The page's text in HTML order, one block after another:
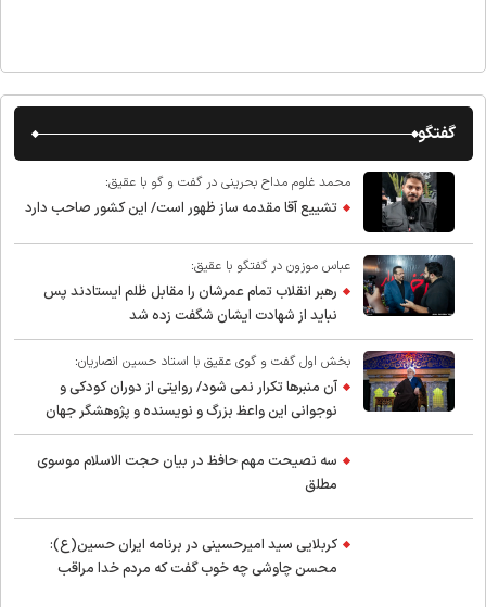
گفتگو
محمد غلوم مداح بحرینی در گفت و گو با عقیق:
تشییع آقا مقدمه ساز ظهور است/ این کشور صاحب دارد
عباس موزون در گفتگو با عقیق:
رهبر انقلاب تمام عمرشان را مقابل ظلم ایستادند پس
نباید از شهادت ایشان شگفت زده شد
بخش اول گفت و گوی عقیق با استاد حسین انصاریان:
آن منبرها تکرار نمی شود/ روایتی از دوران کودکی و
نوجوانی این واعظ بزرگ و نویسنده و پژوهشگر جهان
اسلام
سه نصیحت مهم حافظ در بیان حجت الاسلام موسوی
مطلق
کربلایی سید امیر‌حسینی در برنامه ایران حسین(ع):
محسن چاوشی چه خوب گفت که مردم خدا مراقب